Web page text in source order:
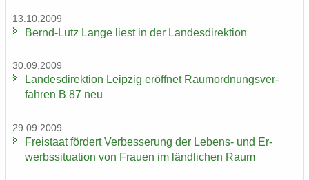
13.10.2009
Bernd-​Lutz Lange liest in der Lan­des­di­rek­ti­on
30.09.2009
Lan­des­di­rek­ti­on Leip­zig er­öff­net Raum­ord­nungs­ver­
fah­ren B 87 neu
29.09.2009
Frei­staat för­dert Ver­bes­se­rung der Lebens-​ und Er­
werbs­si­tua­ti­on von Frau­en im länd­li­chen Raum